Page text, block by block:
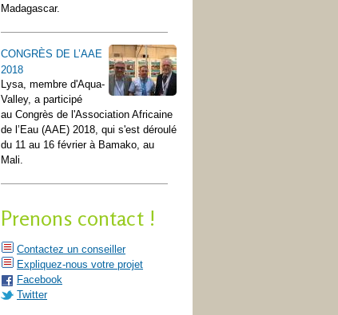
Madagascar.
CONGRÈS DE L’AAE
2018
Lysa, membre d'Aqua-
Valley, a participé
au Congrès de l'Association Africaine
de l’Eau (AAE) 2018, qui s'est déroulé
du 11 au 16 février à Bamako, au
Mali.
Prenons contact !
Contactez un conseiller
Expliquez-nous votre projet
Facebook
Twitter